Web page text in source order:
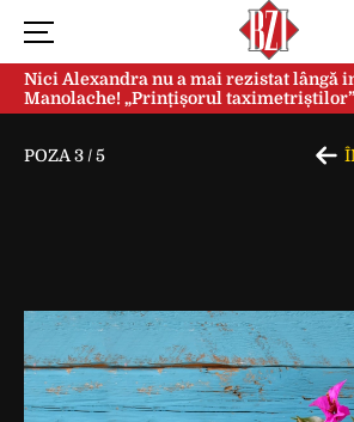
Nici Alexandra nu a mai rezistat lângă
Manolache! „Prințișorul
după doi ani de căsnicie
POZA 3 /5